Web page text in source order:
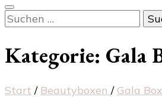
Suchen
nach:
Kategorie: Gala
Start / Beautyboxen / Gala Box